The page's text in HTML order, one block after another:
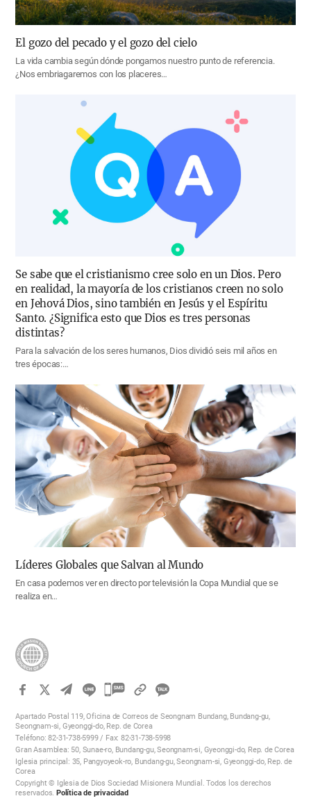
El gozo del pecado y el gozo del cielo
La vida cambia según dónde pongamos nuestro punto de referencia.
¿Nos embriagaremos con los placeres…
Se sabe que el cristianismo cree solo en un Dios. Pero
en realidad, la mayoría de los cristianos creen no solo
en Jehová Dios, sino también en Jesús y el Espíritu
Santo. ¿Significa esto que Dios es tres personas
distintas?
Para la salvación de los seres humanos, Dios dividió seis mil años en
tres épocas:…
Líderes Globales que Salvan al Mundo
En casa podemos ver en directo por televisión la Copa Mundial que se
realiza en…
카
오
톡
공
하
Apartado Postal 119, Oficina de Correos de Seongnam Bundang, Bundang-gu,
Seongnam-si, Gyeonggi-do, Rep. de Corea
Teléfono: 82-31-738-5999 / Fax: 82-31-738-5998
Gran Asamblea: 50, Sunae-ro, Bundang-gu, Seongnam-si, Gyeonggi-do, Rep. de Corea
Iglesia principal: 35, Pangyoyeok-ro, Bundang-gu, Seongnam-si, Gyeonggi-do, Rep. de
Corea
Copyright © Iglesia de Dios Sociedad Misionera Mundial. Todos los derechos
reservados.Política de privacidad